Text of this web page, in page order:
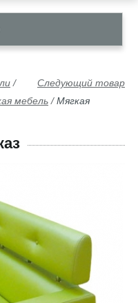
Следующий товар
/
мебель /Мягкая